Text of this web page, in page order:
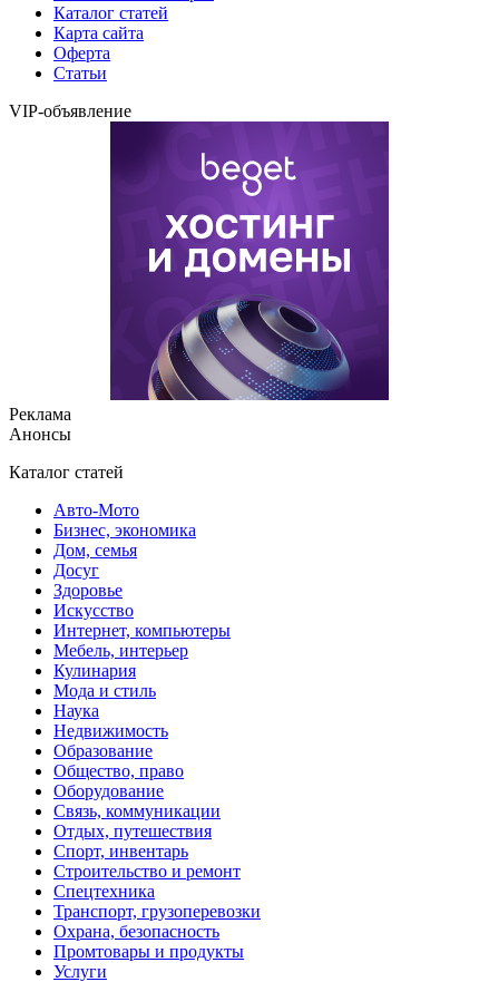
Каталог статей
Карта сайта
Оферта
Статьи
VIP-объявление
Реклама
Анонсы
Каталог статей
Авто-Мото
Бизнес, экономика
Дом, семья
Досуг
Здоровье
Искусство
Интернет, компьютеры
Мебель, интерьер
Кулинария
Мода и стиль
Наука
Недвижимость
Образование
Общество, право
Оборудование
Связь, коммуникации
Отдых, путешествия
Спорт, инвентарь
Строительство и ремонт
Спецтехника
Транспорт, грузоперевозки
Охрана, безопасность
Промтовары и продукты
Услуги